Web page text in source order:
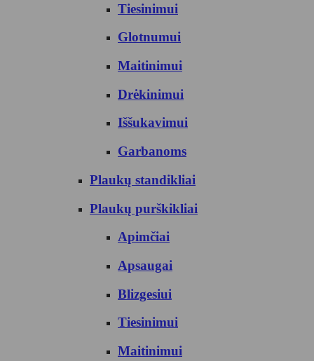
Tiesinimui
Glotnumui
Maitinimui
Drėkinimui
Iššukavimui
Garbanoms
Plaukų standikliai
Plaukų purškikliai
Apimčiai
Apsaugai
Blizgesiui
Tiesinimui
Maitinimui